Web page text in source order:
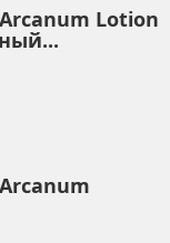
Lotion